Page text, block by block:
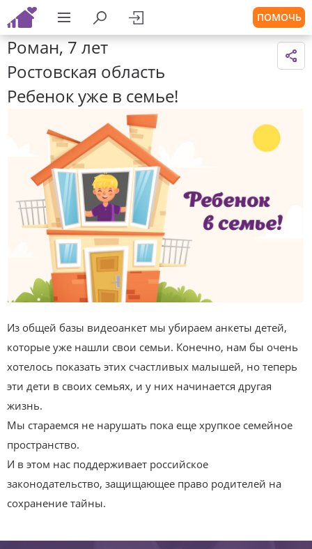
ПОМОЧЬ
Роман, 7 лет
Ростовская область
Ребенок уже в семье!
Из общей базы видеоанкет мы убираем анкеты детей,
которые уже нашли свои семьи. Конечно, нам бы очень
хотелось показать этих счастливых малышей, но теперь
эти дети в своих семьях, и у них начинается другая
жизнь.
Мы стараемся не нарушать пока еще хрупкое семейное
пространство.
И в этом нас поддерживает российское
законодательство, защищающее право родителей на
сохранение тайны.